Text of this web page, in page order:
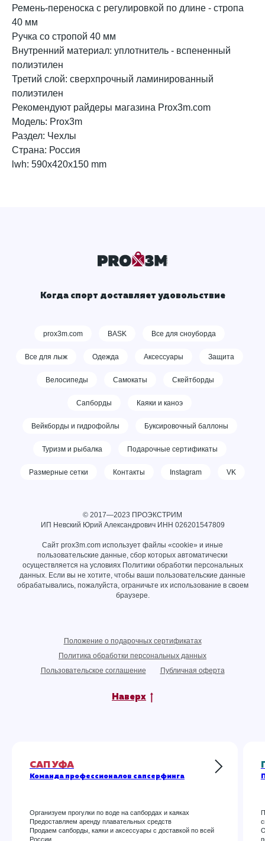
Ремень-переноска с регулировкой по длине - стропа
40 мм
Ручка со стропой 40 мм
Внутренний материал: уплотнитель - вспененный
полиэтилен
Третий слой: сверхпрочный ламинированный
полиэтилен
Рекомендуют райдеры магазина Prox3m.com
Модель: Prox3m
Раздел: Чехлы
Страна: Россия
lwh: 590x420x150 mm
Когда спорт доставляет удовольствие
prox3m.com BASK Все для сноуборда
Все для лыж Одежда Аксессуары Защита
Велосипеды Самокаты Скейтборды
Сапборды Каяки и каноэ
Вейкборды и гидрофойлы Буксировочный баллоны
Туризм и рыбалка Подарочные сертификаты
Размерные сетки Контакты Instagram VK
© 2017—2023 ПРОЭКСТРИМ
ИП Невский Юрий Александрович ИНН 026201547809
Сайт prox3m.com использует файлы «cookie» и иные
пользовательские данные, сбор которых автоматически
осуществляется на условиях Политики обработки персональных
данных. Если вы не хотите, чтобы ваши пользовательские данные
обрабатывались, пожалуйста, ограничьте их использование в своем
браузере.
Положение о подарочных сертификатах
Политика обработки персональных данных
Пользовательское соглашение
Публичная оферта
Наверх
САП УФА
Команда профессионалов сапсерфинга
Организуем прогулки по воде на сапбордах и каяках
Предоставляем аренду плавательных средств
Продаем сапборды, каяки и аксессуары с доставкой по всей
России